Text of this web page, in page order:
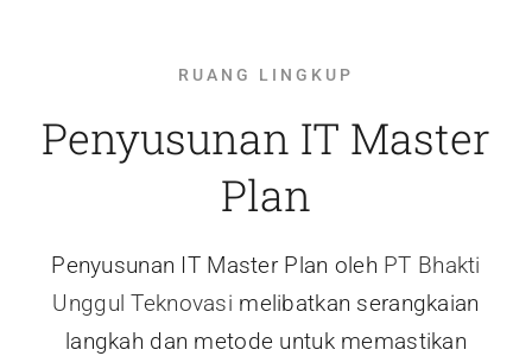
RUANG LINGKUP
Penyusunan IT Master
Plan
Penyusunan IT Master Plan oleh PT Bhakti
Unggul Teknovasi melibatkan serangkaian
langkah dan metode untuk memastikan